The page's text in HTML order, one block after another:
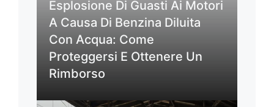
Esplosione Di Guasti Ai Motori
A Causa Di Benzina Diluita
Con Acqua: Come
Proteggersi E Ottenere Un
Rimborso